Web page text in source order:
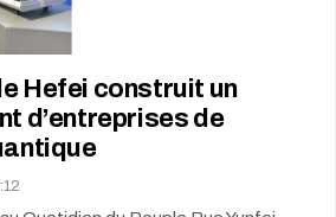
Hefei construit un
d’entreprises de